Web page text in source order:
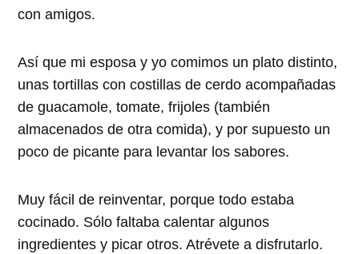
con amigos.
Así que mi esposa y yo comimos un plato distinto,
unas tortillas con costillas de cerdo acompañadas
de guacamole, tomate, frijoles (también
almacenados de otra comida), y por supuesto un
poco de picante para levantar los sabores.
Muy fácil de reinventar, porque todo estaba
cocinado. Sólo faltaba calentar algunos
ingredientes y picar otros. Atrévete a disfrutarlo.